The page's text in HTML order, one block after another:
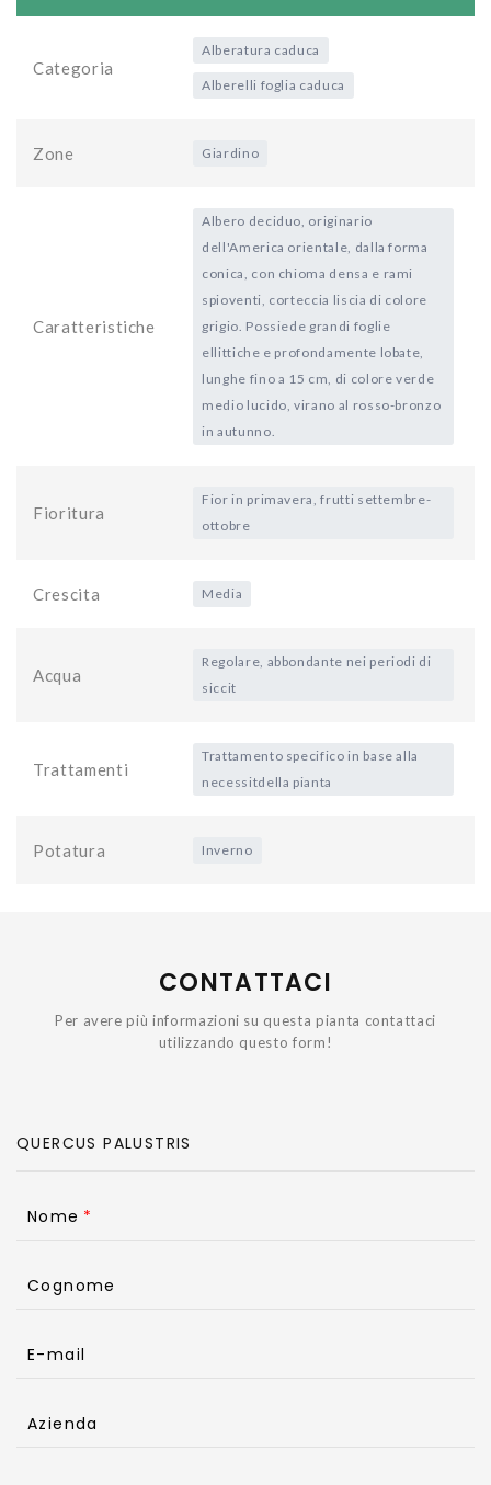
Categoria
Alberatura caduca
Alberelli foglia caduca
Zone Giardino
Caratteristiche
Albero deciduo, originario
dell'America orientale, dalla forma
conica, con chioma densa e rami
spioventi, corteccia liscia di colore
grigio. Possiede grandi foglie
ellittiche e profondamente lobate,
lunghe fino a 15 cm, di colore verde
medio lucido, virano al rosso-bronzo
in autunno.
Fioritura
Fior in primavera, frutti settembre-
ottobre
Crescita Media
Acqua
Regolare, abbondante nei periodi di
siccit
Trattamenti
Trattamento specifico in base alla
necessitdella pianta
Potatura Inverno
CONTATTACI
Per avere più informazioni su questa pianta contattaci
utilizzando questo form!
Nome
Cognome
E-mail
Azienda